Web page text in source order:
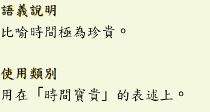
語義說明
比喻時間極為珍貴。
使用類別
用在「時間寶貴」的表述上。